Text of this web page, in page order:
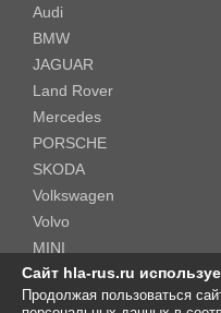
Audi
BMW
JAGUAR
Land Rover
Mercedes
PORSCHE
SKODA
Volkswagen
Volvo
MINI
Copyright © 2016-2026 . HLA-
Сайт hla-rus.ru
Продолжая пользоваться